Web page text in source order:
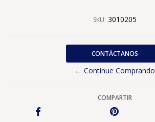
SKU: 3010205
CONTÁCTANOS
← Continue Comprando
COMPARTIR